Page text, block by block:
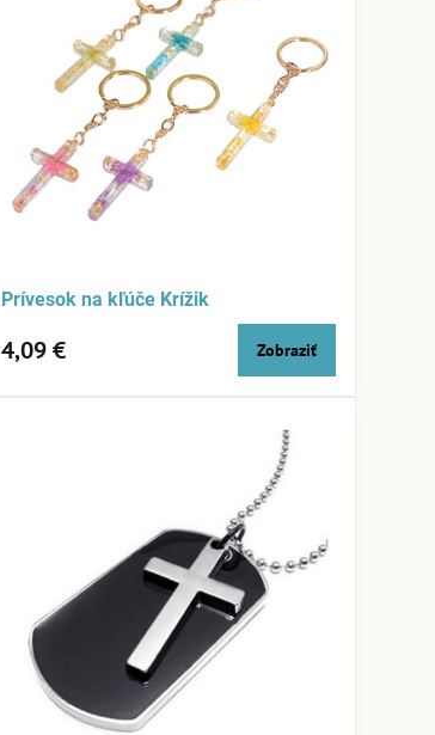
Prívesok na kľúče Krížik
4,09 € Zobraziť